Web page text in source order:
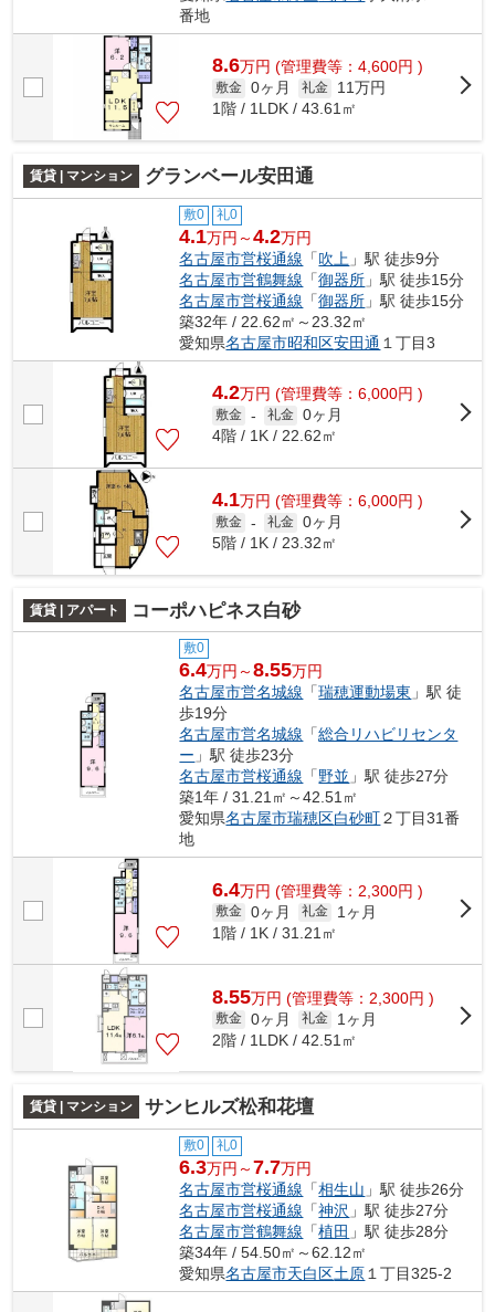
番地
8.6万円 (管理費等：4,600円 )
敷金 0ヶ月 礼金
11万円
1階 / 1LDK / 43.61㎡
賃貸 | マンション グランベール安田通
敷0 礼0
4.1万円～4.2万円
名古屋市営桜通線 「吹上 」駅 徒歩9分
名古屋市営鶴舞線 「御器所 」駅 徒歩15分
名古屋市営桜通線 「御器所 」駅 徒歩15分
築32年 / 22.62㎡～23.32㎡
愛知県名古屋市昭和区安田通 １丁目3
4.2万円 (管理費等：6,000円 )
敷金 - 礼金 0ヶ月
4階 / 1K / 22.62㎡
4.1万円 (管理費等：6,000円 )
敷金 - 礼金 0ヶ月
5階 / 1K / 23.32㎡
賃貸 | アパート コーポハピネス白砂
敷0
6.4万円～8.55万円
名古屋市営名城線 「瑞穂運動場東 」駅 徒
歩19分
名古屋市営名城線 「総合リハビリセンタ
ー 」駅 徒歩23分
名古屋市営桜通線 「野並 」駅 徒歩27分
築1年 / 31.21㎡～42.51㎡
愛知県名古屋市瑞穂区白砂町２丁目31番
地
6.4万円 (管理費等：2,300円 )
敷金 0ヶ月 礼金
1ヶ月
1階 / 1K / 31.21㎡
8.55万円 (管理費等：2,300円 )
敷金 0ヶ月 礼金
1ヶ月
2階 / 1LDK / 42.51㎡
賃貸 | マンション サンヒルズ松和花壇
敷0 礼0
6.3万円～7.7万円
名古屋市営桜通線 「相生山 」駅 徒歩26分
名古屋市営桜通線 「神沢 」駅 徒歩27分
名古屋市営鶴舞線 「植田 」駅 徒歩28分
築34年 / 54.50㎡～62.12㎡
愛知県名古屋市天白区土原１丁目325-2